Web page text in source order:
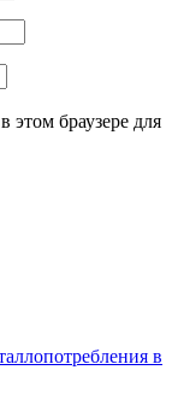
этом браузере для
в